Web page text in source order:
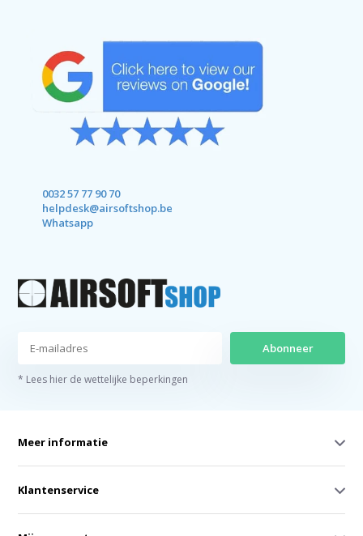
0032 57 77 90 70
helpdesk@airsoftshop.be
Whatsapp
Abonneer
* Lees hier de wettelijke beperkingen
Meer informatie
Klantenservice